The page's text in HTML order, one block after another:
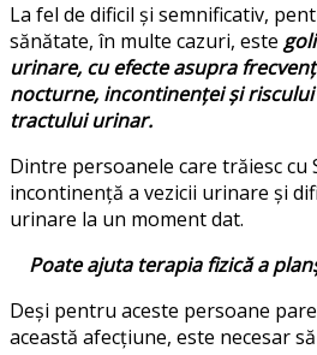
La fel de dificil și semnificativ,
sănătate, în multe cazuri, este
urinare, cu efecte asupra
nocturne, incontinenței și
tractului urinar.
Dintre persoanele care trăiesc cu
incontinență a vezicii urinare și
urinare la un moment dat.
Poate ajuta terapia fizică a
Deși pentru aceste persoane
această afecțiune, este necesar